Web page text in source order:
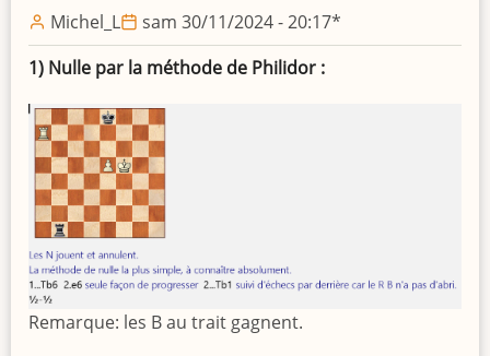
Michel_L sam 30/11/2024 - 20:17*
1) Nulle par la méthode de Philidor :
Remarque: les B au trait gagnent.